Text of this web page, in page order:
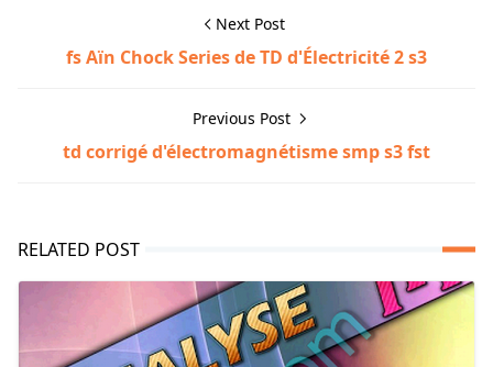
Next Post
fs Aïn Chock Series de TD d'Électricité 2 s3
Previous Post
td corrigé d'électromagnétisme smp s3 fst
RELATED POST